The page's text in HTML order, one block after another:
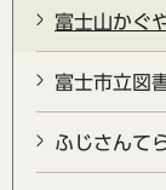
富士山かぐ
富士市立図
ふじさんて